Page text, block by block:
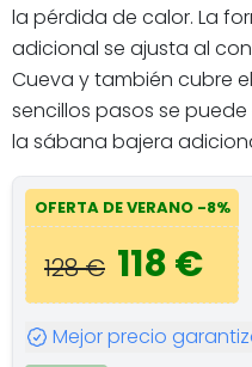
la pérdida de calor. La
adicional se ajusta al
Cueva y también cubre
sencillos pasos se
la sábana bajera
OFERTA DE VERANO -8%
128 € 118 €
Mejor precio